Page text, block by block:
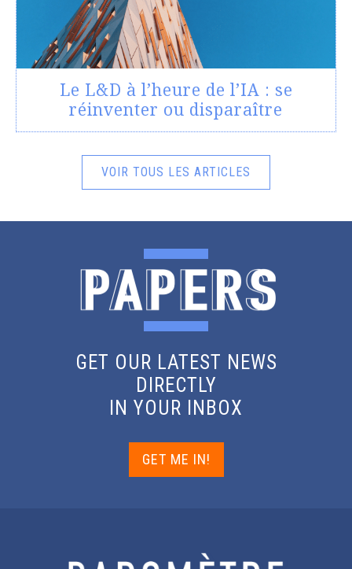
Le L&D à l’heure de l’IA : se
réinventer ou disparaître
VOIR TOUS LES ARTICLES
GET OUR LATEST NEWS
DIRECTLY
IN YOUR INBOX
GET ME IN!